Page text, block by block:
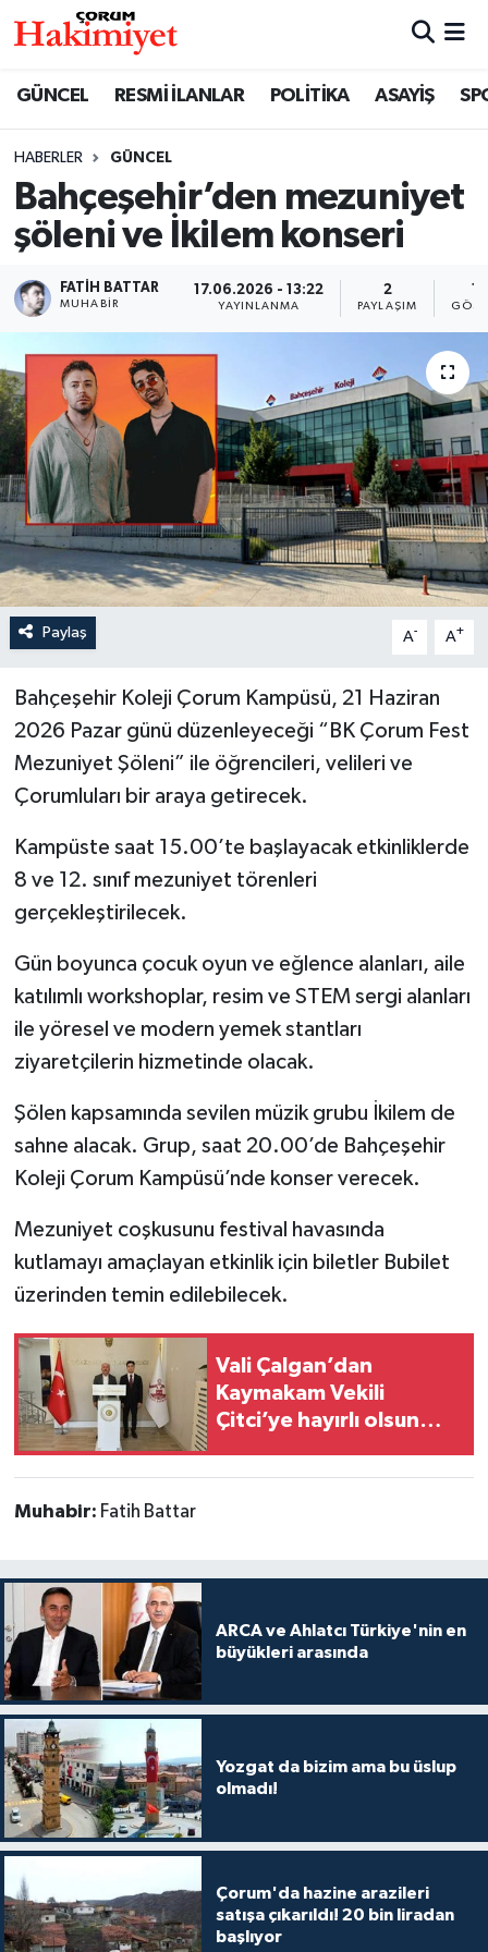
GÜNCEL RESMİ İLANLAR POLİTİKA ASAYİŞ
HABERLER GÜNCEL
Bahçeşehir’den mezuniyet
şöleni ve İkilem konseri
FATIH BATTAR
MUHABIR
17.06.2026 - 13:22
YAYINLANMA
2
PAYLAŞIM
Paylaş A- A+
Bahçeşehir Koleji Çorum Kampüsü, 21 Haziran
2026 Pazar günü düzenleyeceği “BK Çorum Fest
Mezuniyet Şöleni” ile öğrencileri, velileri ve
Çorumluları bir araya getirecek.
Kampüste saat 15.00’te başlayacak etkinliklerde
8 ve 12. sınıf mezuniyet törenleri
gerçekleştirilecek.
Gün boyunca çocuk oyun ve eğlence alanları, aile
katılımlı workshoplar, resim ve STEM sergi alanları
ile yöresel ve modern yemek stantları
ziyaretçilerin hizmetinde olacak.
Şölen kapsamında sevilen müzik grubu İkilem de
sahne alacak. Grup, saat 20.00’de Bahçeşehir
Koleji Çorum Kampüsü’nde konser verecek.
Mezuniyet coşkusunu festival havasında
kutlamayı amaçlayan etkinlik için biletler Bubilet
üzerinden temin edilebilecek.
Vali Çalgan’dan
Kaymakam Vekili
Çitci’ye hayırlı olsun
Muhabir: Fatih Battar
ARCA ve Ahlatcı Türkiye'nin en
büyükleri arasında
Yozgat da bizim ama bu üslup
olmadı!
Çorum'da hazine arazileri
satışa çıkarıldı! 20 bin liradan
başlıyor
SAĞLIK
ASAYİŞ
EKONOMİ
GÜNCEL
AKTÜEL
EĞİTİM
İLÇELER
OTOPARK
TEKNOLOJİ
Nöbetçi Eczaneler
Çorum Namaz Vakitleri
Trafik Durumu
Süper Lig Puan Durumu ve Fikstür
Tüm Manşetler
Son Dakika Haberleri
Haber Arşivi